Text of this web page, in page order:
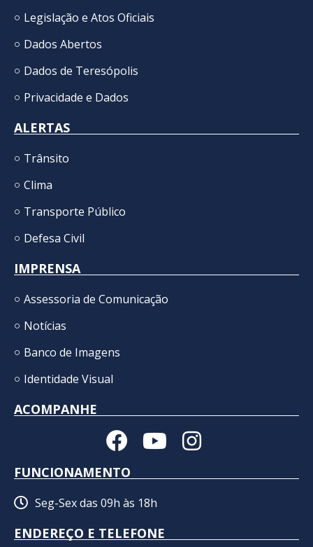
Legislação e Atos Oficiais
Dados Abertos
Dados de Teresópolis
Privacidade e Dados
ALERTAS
Trânsito
Clima
Transporte Público
Defesa Civil
IMPRENSA
Assessoria de Comunicação
Notícias
Banco de Imagens
Identidade Visual
ACOMPANHE
FUNCIONAMENTO
Seg-Sex das 09h às 18h
ENDEREÇO E TELEFONE